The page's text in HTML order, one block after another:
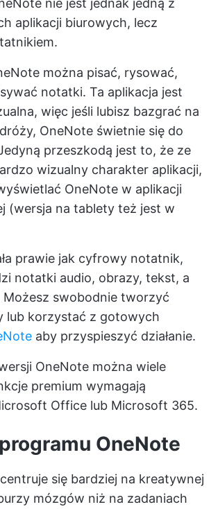
aplikacji biurowych, lecz
można pisać, rysować,
notatki. Ta aplikacja jest
więc jeśli lubisz bazgrać na
OneNote świetnie się do
przeszkodą jest to, że ze
wizualny charakter aplikacji,
OneNote w aplikacji
(wersja na tablety też jest w
prawie jak cyfrowy notatnik,
notatki audio, obrazy, tekst, a
swobodnie tworzyć
lub korzystać z gotowych
aby przyspieszyć działanie.
OneNote można wiele
premium wymagają
Office lub Microsoft 365.
OneNote
się bardziej na kreatywnej
mózgów niż na zadaniach